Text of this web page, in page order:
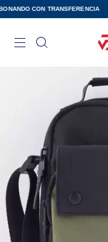
CON TRANSFERENCIA